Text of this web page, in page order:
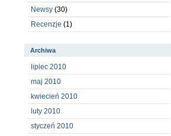
Newsy (30)
Recenzje (1)
Archiwa
lipiec 2010
maj 2010
kwiecień 2010
luty 2010
styczeń 2010